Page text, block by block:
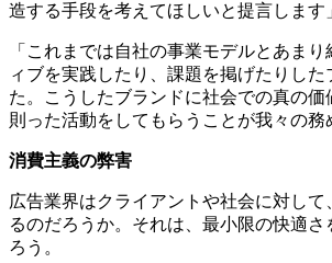
造する手段を考えてほしいと提言します
「これまでは自社の事業モデルとあま
ィブを実践したり、課題を掲げたりした
た。こうしたブランドに社会での真の価
則った活動をしてもらうことが我々の務
消費主義の弊害
広告業界はクライアントや社会に対し
るのだろうか。それは、最小限の快適さ
ろう。